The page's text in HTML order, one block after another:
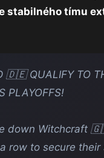
stabilného tímu
🇩🇪 QUALIFY TO
PLAYOFFS!
down Witchcraft
row to secure their